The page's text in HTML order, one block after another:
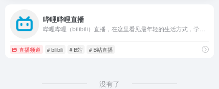
哔哩哔哩直播
直播频道 # bilibili # B站 # B站直播
没有了